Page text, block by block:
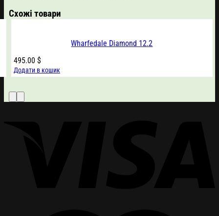
Схожі товари
Wharfedale Diamond 12.2
495.00 $
Додати в кошик